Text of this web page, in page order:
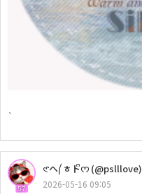
`
57
𑣲ヘ⎛ㅎトᩚᰔ (@pslllove)
2026-05-16 09:05